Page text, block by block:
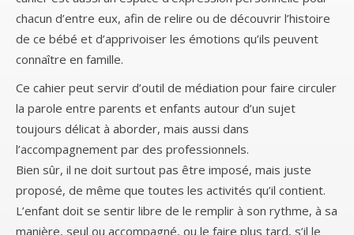
chacun d’entre eux, afin de relire ou de découvrir l’histoire
de ce bébé et d’apprivoiser les émotions qu’ils peuvent
connaître en famille.
Ce cahier peut servir d’outil de médiation pour faire circuler
la parole entre parents et enfants autour d’un sujet
toujours délicat à aborder, mais aussi dans
l’accompagnement par des professionnels.
Bien sûr, il ne doit surtout pas être imposé, mais juste
proposé, de même que toutes les activités qu’il contient.
L’enfant doit se sentir libre de le remplir à son rythme, à sa
manière, seul ou accompagné, ou le faire plus tard, s’il le